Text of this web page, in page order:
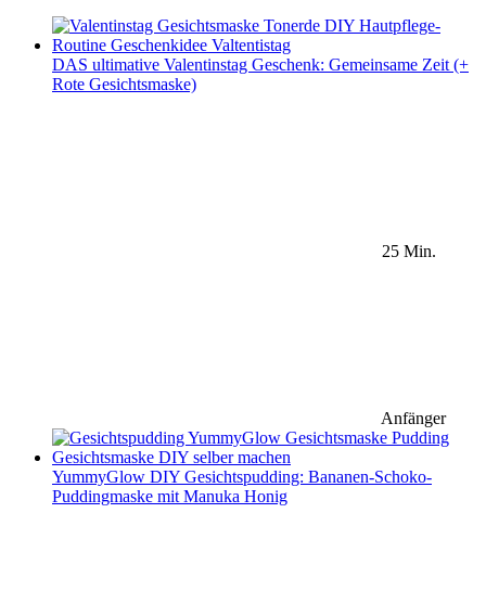
DAS ultimative Valentinstag Geschenk: Gemeinsame Zeit (+
Rote Gesichtsmaske)
25 Min.
Anfänger
YummyGlow DIY Gesichtspudding: Bananen-Schoko-
Puddingmaske mit Manuka Honig